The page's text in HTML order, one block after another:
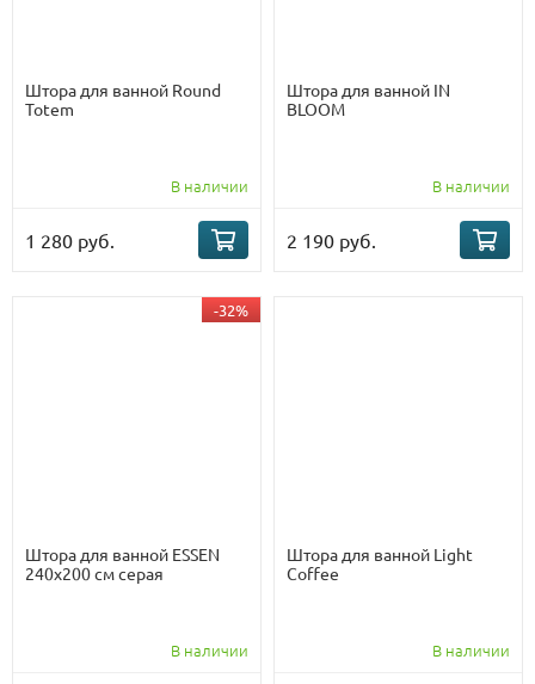
Штора для ванной Round
Totem
В наличии
1 280 руб.
Штора для ванной IN
BLOOM
В наличии
2 190 руб.
-32%
Штора для ванной ESSEN
240х200 см серая
В наличии
Штора для ванной Light
Coffee
В наличии